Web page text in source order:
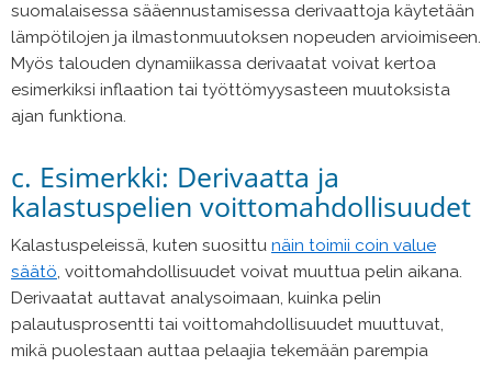
suomalaisessa sääennustamisessa derivaattoja käytetään
lämpötilojen ja ilmastonmuutoksen nopeuden arvioimiseen.
Myös talouden dynamiikassa derivaatat voivat kertoa
esimerkiksi inflaation tai työttömyysasteen muutoksista
ajan funktiona.
c. Esimerkki: Derivaatta ja
kalastuspelien voittomahdollisuudet
Kalastuspeleissä, kuten suosittu näin toimii coin value
säätö, voittomahdollisuudet voivat muuttua pelin aikana.
Derivaatat auttavat analysoimaan, kuinka pelin
palautusprosentti tai voittomahdollisuudet muuttuvat,
mikä puolestaan auttaa pelaajia tekemään parempia